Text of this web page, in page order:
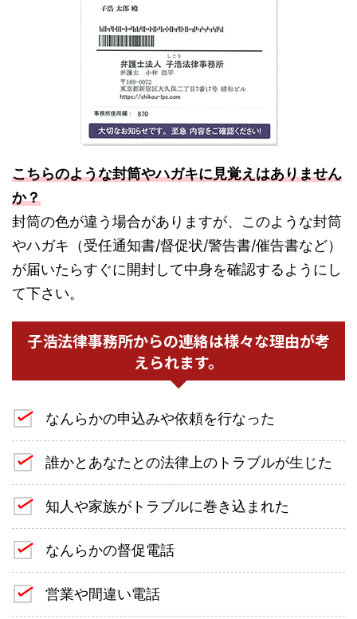
こちらのような封筒やハガキに見覚えはありません
か？
封筒の色が違う場合がありますが、このような封筒
やハガキ（受任通知書/督促状/警告書/催告書など）
が届いたらすぐに開封して中身を確認するようにし
て下さい。
子浩法律事務所からの連絡は様々な理由が考
えられます。
なんらかの申込みや依頼を行なった
誰かとあなたとの法律上のトラブルが生じた
知人や家族がトラブルに巻き込まれた
なんらかの督促電話
営業や間違い電話